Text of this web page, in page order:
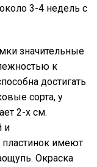
3-4 недель с
значительные
к
достигать
сорта, у
2-х см.
и
имеют
Окраска